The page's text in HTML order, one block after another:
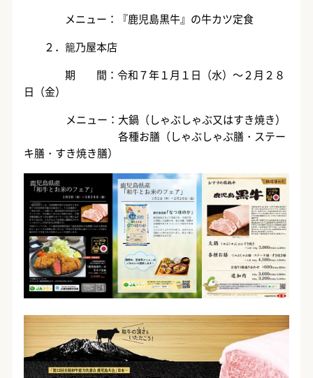
メニュー：『鹿児島黒牛』の牛カツ定食
２．籠乃屋本店
期 間：令和７年１月１日（水）～２月２８
日（金）
メニュー：大鍋（しゃぶしゃぶ又はすき焼き）
各種お膳（しゃぶしゃぶ膳・ステー
キ膳・すき焼き膳）